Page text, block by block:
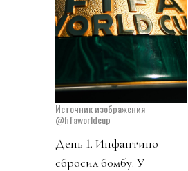
Источник изображения
@fifaworldcup
День 1. Инфантино
сбросил бомбу. У